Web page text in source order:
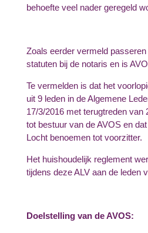
behoefte veel nader geregeld
Zoals eerder vermeld
statuten bij de notaris en is
Te vermelden is dat het
uit 9 leden in de Algemene
17/3/2016 met terugtreden van
tot bestuur van de AVOS en
Locht benoemen tot voorzitter.
Het huishoudelijk reglement
tijdens deze ALV aan de leden
Doelstelling van de AVOS: